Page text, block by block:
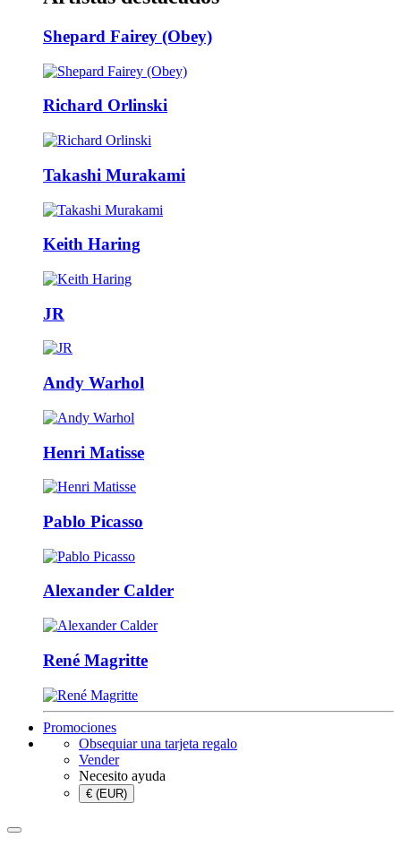
Shepard Fairey (Obey)
Richard Orlinski
Takashi Murakami
Keith Haring
JR
Andy Warhol
Henri Matisse
Pablo Picasso
Alexander Calder
René Magritte
Promociones
Obsequiar una tarjeta regalo
Vender
Necesito ayuda
€ (EUR)